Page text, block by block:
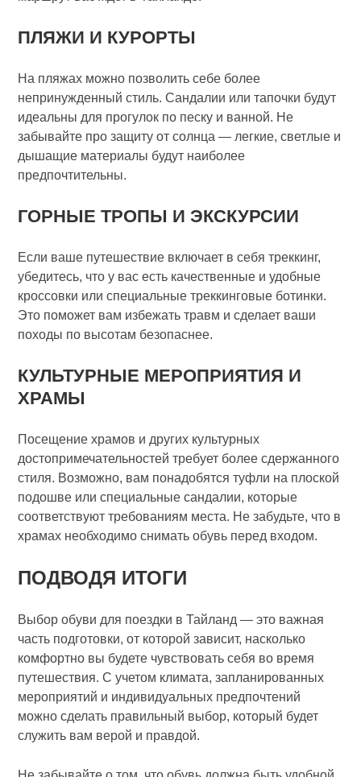
ПЛЯЖИ И КУРОРТЫ
На пляжах можно позволить себе более
непринужденный стиль. Сандалии или тапочки будут
идеальны для прогулок по песку и ванной. Не
забывайте про защиту от солнца — легкие, светлые и
дышащие материалы будут наиболее
предпочтительны.
ГОРНЫЕ ТРОПЫ И ЭКСКУРСИИ
Если ваше путешествие включает в себя треккинг,
убедитесь, что у вас есть качественные и удобные
кроссовки или специальные треккинговые ботинки.
Это поможет вам избежать травм и сделает ваши
походы по высотам безопаснее.
КУЛЬТУРНЫЕ МЕРОПРИЯТИЯ И
ХРАМЫ
Посещение храмов и других культурных
достопримечательностей требует более сдержанного
стиля. Возможно, вам понадобятся туфли на плоской
подошве или специальные сандалии, которые
соответствуют требованиям места. Не забудьте, что в
храмах необходимо снимать обувь перед входом.
ПОДВОДЯ ИТОГИ
Выбор обуви для поездки в Тайланд — это важная
часть подготовки, от которой зависит, насколько
комфортно вы будете чувствовать себя во время
путешествия. С учетом климата, запланированных
мероприятий и индивидуальных предпочтений
можно сделать правильный выбор, который будет
служить вам верой и правдой.